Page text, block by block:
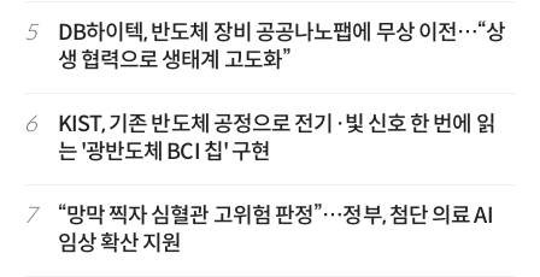
5
DB하이텍, 반도체 장비 공공나노팹에 무상 이전…“상
생 협력으로 생태계 고도화”
6
KIST, 기존 반도체 공정으로 전기·빛 신호 한 번에 읽
는 '광반도체 BCI 칩' 구현
7
“망막 찍자 심혈관 고위험 판정”…정부, 첨단 의료 AI
임상 확산 지원